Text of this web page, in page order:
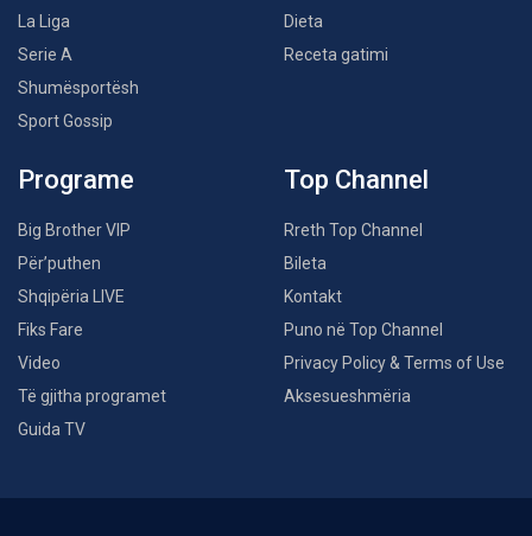
La Liga
Serie A
Shumësportësh
Sport Gossip
Dieta
Receta gatimi
Programe
Big Brother VIP
Për’puthen
Shqipëria LIVE
Fiks Fare
Video
Të gjitha programet
Guida TV
Top Channel
Rreth Top Channel
Bileta
Kontakt
Puno në Top Channel
Privacy Policy & Terms of Use
Aksesueshmëria